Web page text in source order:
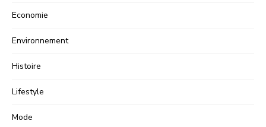
Economie
Environnement
Histoire
Lifestyle
Mode